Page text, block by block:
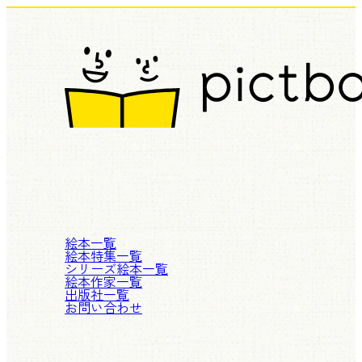
絵本一覧
絵本特集一覧
シリーズ絵本一覧
絵本作家一覧
出版社一覧
お問い合わせ